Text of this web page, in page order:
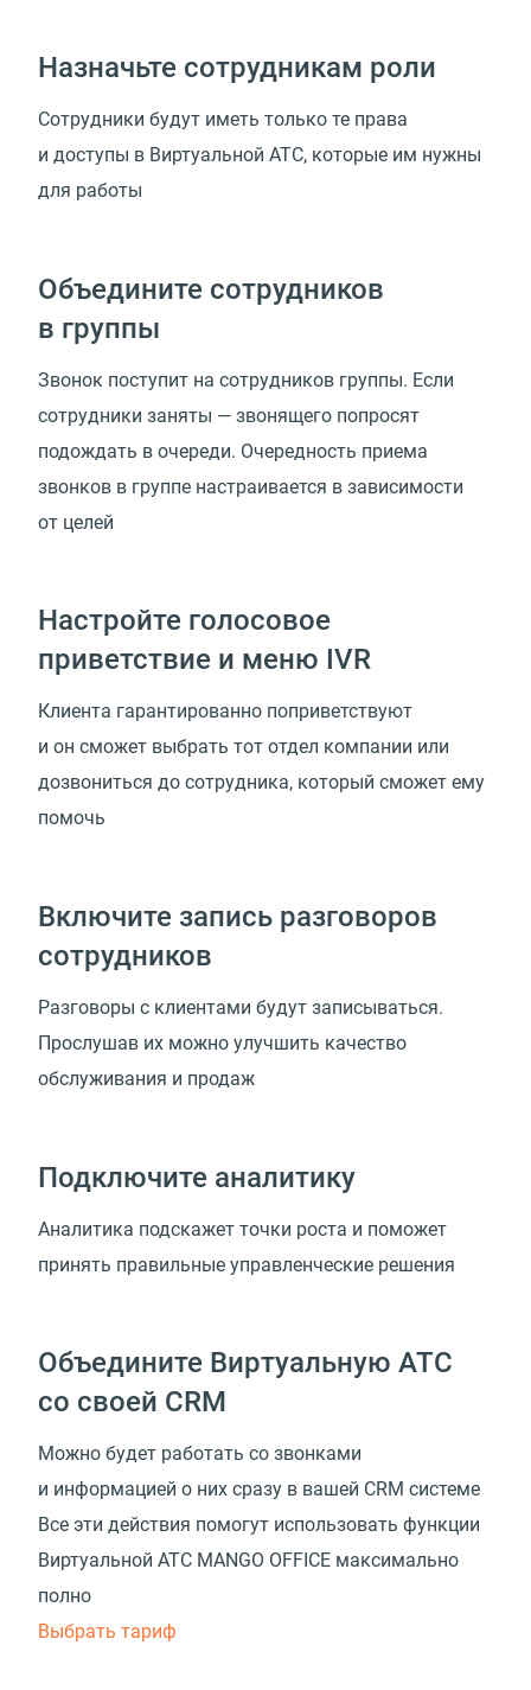
Назначьте сотрудникам роли
Сотрудники будут иметь только те права
и доступы в Виртуальной АТС, которые им нужны
для работы
Объедините сотрудников
в группы
Звонок поступит на сотрудников группы. Если
сотрудники заняты — звонящего попросят
подождать в очереди. Очередность приема
звонков в группе настраивается в зависимости
от целей
Настройте голосовое
приветствие и меню IVR
Клиента гарантированно поприветствуют
и он сможет выбрать тот отдел компании или
дозвониться до сотрудника, который сможет ему
помочь
Включите запись разговоров
сотрудников
Разговоры с клиентами будут записываться.
Прослушав их можно улучшить качество
обслуживания и продаж
Подключите аналитику
Аналитика подскажет точки роста и поможет
принять правильные управленческие решения
Объедините Виртуальную АТС
со своей CRM
Можно будет работать со звонками
и информацией о них сразу в вашей CRM системе
Все эти действия помогут использовать функции
Виртуальной АТС MANGO OFFICE максимально
полно
Выбрать тариф